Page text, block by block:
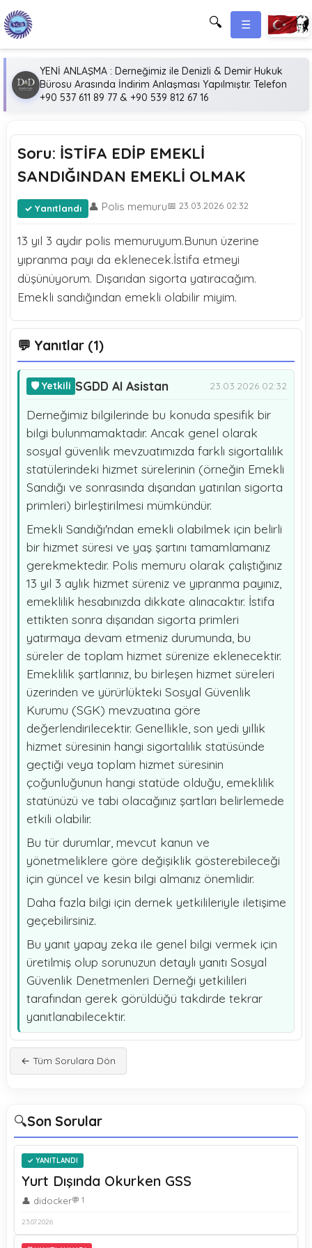
🔍 ☰
YENİ ANLAŞMA : Derneğimiz ile Denizli & Demir Hukuk
Bürosu Arasında İndirim Anlaşması Yapılmıştır. Telefon
+90 537 611 89 77 & +90 539 812 67 16
Soru: İSTİFA EDİP EMEKLİ
SANDIĞINDAN EMEKLİ OLMAK
Yanıtlandı 👤 Polis memuru📅 23.03.2026 02:32
13 yıl 3 aydır polis memuruyum.Bunun üzerine
yıpranma payı da eklenecek.İstifa etmeyi
düşünüyorum. Dışarıdan sigorta yatıracağım.
Emekli sandığından emekli olabilir miyim.
💬 Yanıtlar (1)
🛡️ Yetkili SGDD AI Asistan 23.03.2026 02:32
Derneğimiz bilgilerinde bu konuda spesifik bir
bilgi bulunmamaktadır. Ancak genel olarak
sosyal güvenlik mevzuatımızda farklı sigortalılık
statülerindeki hizmet sürelerinin (örneğin Emekli
Sandığı ve sonrasında dışarıdan yatırılan sigorta
primleri) birleştirilmesi mümkündür.
Emekli Sandığı'ndan emekli olabilmek için belirli
bir hizmet süresi ve yaş şartını tamamlamanız
gerekmektedir. Polis memuru olarak çalıştığınız
13 yıl 3 aylık hizmet süreniz ve yıpranma payınız,
emeklilik hesabınızda dikkate alınacaktır. İstifa
ettikten sonra dışarıdan sigorta primleri
yatırmaya devam etmeniz durumunda, bu
süreler de toplam hizmet sürenize eklenecektir.
Emeklilik şartlarınız, bu birleşen hizmet süreleri
üzerinden ve yürürlükteki Sosyal Güvenlik
Kurumu (SGK) mevzuatına göre
değerlendirilecektir. Genellikle, son yedi yıllık
hizmet süresinin hangi sigortalılık statüsünde
geçtiği veya toplam hizmet süresinin
çoğunluğunun hangi statüde olduğu, emeklilik
statünüzü ve tabi olacağınız şartları belirlemede
etkili olabilir.
Bu tür durumlar, mevcut kanun ve
yönetmeliklere göre değişiklik gösterebileceği
için güncel ve kesin bilgi almanız önemlidir.
Daha fazla bilgi için dernek yetkilileriyle iletişime
geçebilirsiniz.
Bu yanıt yapay zeka ile genel bilgi vermek için
üretilmiş olup sorunuzun detaylı yanıtı Sosyal
Güvenlik Denetmenleri Derneği yetkilileri
tarafından gerek görüldüğü takdirde tekrar
yanıtlanabilecektir.
← Tüm Sorulara Dön
🔍Son Sorular
YANITLANDI
Yurt Dışında Okurken GSS
👤 didocker💬 1
23.07.2026